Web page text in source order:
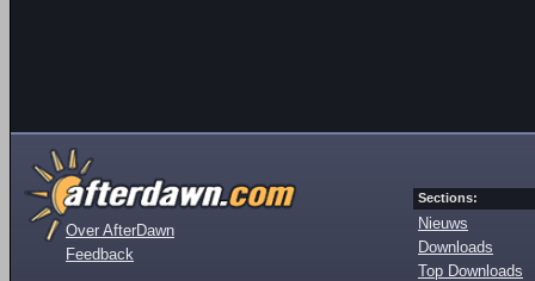
Over AfterDawn
Feedback
Sections:
Nieuws
Downloads
Top Downloads